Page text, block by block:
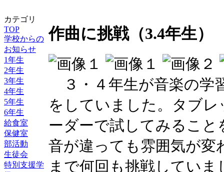
カテゴリ
TOP
学校からの
お知らせ
1年生
2年生
3年生
4年生
5年生
6年生
給食室
保健室
部活動
生徒会
特別支援学
作曲に挑戦（3.4年生）
３・４年生が音楽の学
をしていました。タブ
ーダーで試してみるこ
音が違っても雰囲気が変
まで何回も挑戦していま